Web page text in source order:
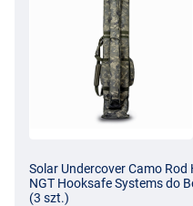
Solar Undercover Camo Rod
NGT Hooksafe Systems do
(3 szt.)